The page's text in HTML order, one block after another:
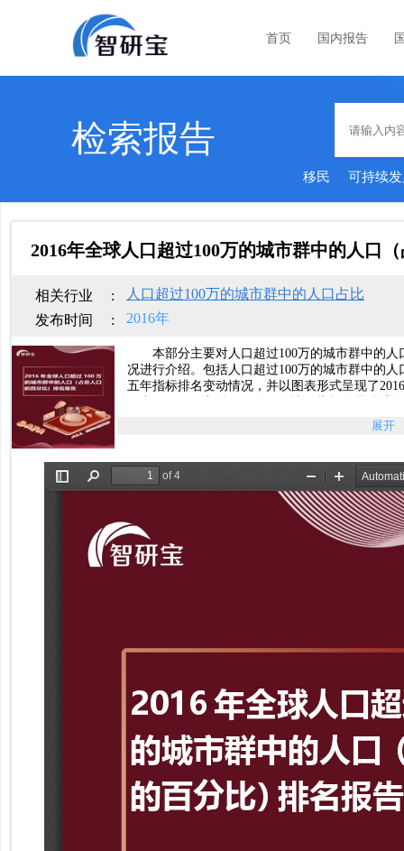
首页 国内报告
检索报告
移民 可持续
2016年全球人口超过100万的城市群中的人口
相关行业 :
人口超过100万的城市群中的人口占比
发布时间
: 2016年
本部分主要对人口超过100万的城市群中的
况进行介绍。包括人口超过100万的城市群中的
五年指标排名变动情况，并以图表形式呈现了
2016年全球人口超过100万的城市群中的人口（
2016年全球人口超过100万的城市群中的人口（
展开